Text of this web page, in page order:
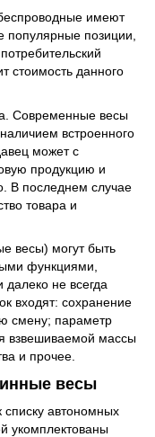
имеют
популярные позиции,
стоимость данного
Современные весы
встроенного
может с
продукцию и
В последнем случае
товара и
весы) могут быть
функциями,
не всегда
входят: сохранение
смену; параметр
взвешиваемой массы
и прочее.
весы
списку автономных
укомплектованы